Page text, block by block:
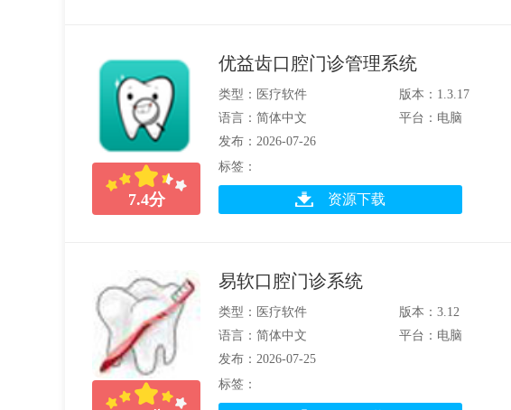
7.4分
优益齿口腔门诊管理系统
类型：医疗软件
版本：1.3.17
语言：简体中文
平台：电脑
发布：2026-07-26
标签：
资源下载
易软口腔门诊系统
类型：医疗软件
版本：3.12
语言：简体中文
平台：电脑
发布：2026-07-25
标签：